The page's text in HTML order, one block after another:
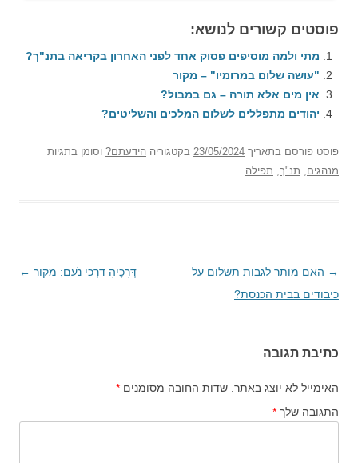
פוסטים קשורים לנושא:
מתי ולמה מוסיפים פסוק אחד לפני האחרון בקריאה בתנ"ך?
"עושה שלום במרומיו" – מקור
אין מים אלא תורה – גם במבול?
יהודים מתפללים לשלום המלכים והשליטים?
פוסט פורסם בתאריך 23/05/2024 בקטגוריה הידעתם? וסומן בתגיות
מנהגים
תנ"ך תפילה
ניווט
בפוסטים
→ האם מותר לגבות תשלום על
כיבודים בבית הכנסת?
דְּרָכֶיהָ דַרְכֵי נֹעַם: מקור ←
כתיבת תגובה
האימייל לא יוצג באתר. שדות החובה מסומנים *
התגובה שלך *